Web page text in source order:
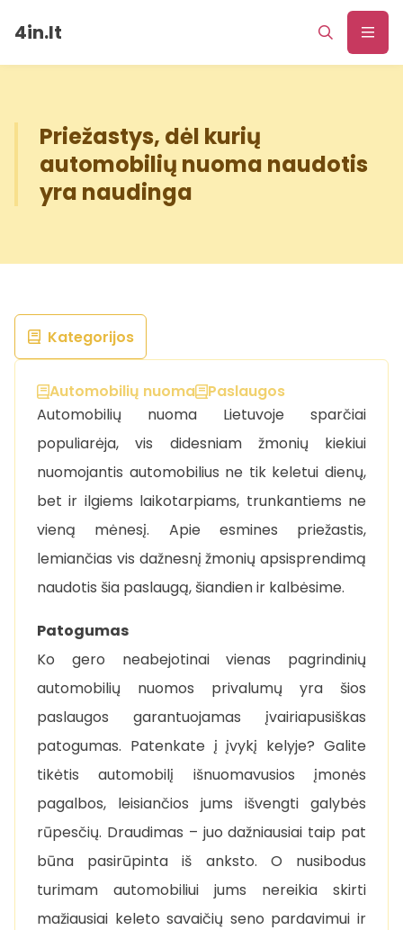
4in.lt
Priežastys, dėl kurių
automobilių nuoma naudotis
yra naudinga
Automobilių nuoma
Paslaugos
Automobilių nuoma Lietuvoje sparčiai
populiarėja, vis didesniam žmonių kiekiui
nuomojantis automobilius ne tik keletui dienų,
bet ir ilgiems laikotarpiams, trunkantiems ne
vieną mėnesį. Apie esmines priežastis,
lemiančias vis dažnesnį žmonių apsisprendimą
naudotis šia paslaugą, šiandien ir kalbėsime.
Patogumas
Ko gero neabejotinai vienas pagrindinių
automobilių nuomos privalumų yra šios
paslaugos garantuojamas įvairiapusiškas
patogumas. Patenkate į įvykį kelyje? Galite
tikėtis automobilį išnuomavusios įmonės
pagalbos, leisiančios jums išvengti galybės
rūpesčių. Draudimas – juo dažniausiai taip pat
būna pasirūpinta iš anksto. O nusibodus
turimam automobiliui jums nereikia skirti
mažiausiai keleto savaičių seno pardavimui ir
Kategorijos